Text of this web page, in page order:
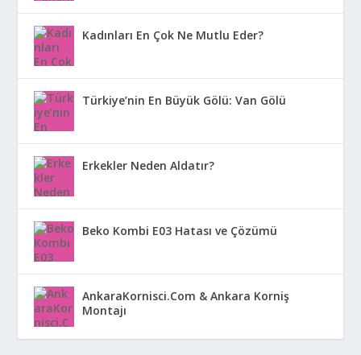
Kadınları En Çok Ne Mutlu Eder?
Türkiye’nin En Büyük Gölü: Van Gölü
Erkekler Neden Aldatır?
Beko Kombi E03 Hatası ve Çözümü
AnkaraKornisci.Com & Ankara Korniş
Montajı